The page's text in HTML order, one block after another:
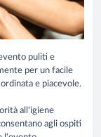
puliti e
per un facile
e piacevole.
all'igiene
agli ospiti